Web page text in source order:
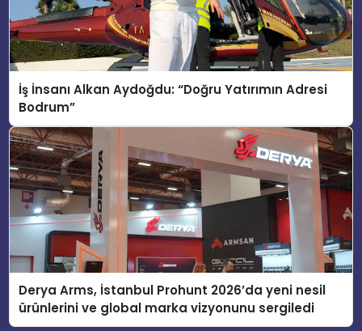
İş İnsanı Alkan Aydoğdu: “Doğru Yatırımın Adresi
Bodrum”
Derya Arms, İstanbul Prohunt 2026’da yeni nesil
ürünlerini ve global marka vizyonunu sergiledi